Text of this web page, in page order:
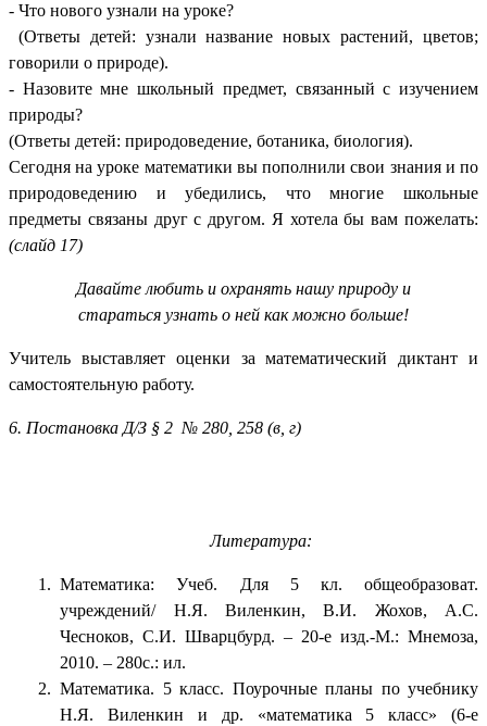
- Что нового узнали на уроке?
(Ответы детей: узнали название новых растений, цветов;
говорили о природе).
- Назовите мне школьный предмет, связанный с изучением
природы?
(Ответы детей: природоведение, ботаника, биология).
Сегодня на уроке математики вы пополнили свои знания и по
природоведению и убедились, что многие школьные
предметы связаны друг с другом. Я хотела бы вам пожелать:
(слайд 17)
Давайте любить и охранять нашу природу и
стараться узнать о ней как можно больше!
Учитель выставляет оценки за математический диктант и
самостоятельную работу.
6. Постановка Д/З § 2 № 280, 258 (в, г)
Литература:
Математика: Учеб. Для 5 кл. общеобразоват.
учреждений/ Н.Я. Виленкин, В.И. Жохов, А.С.
Чесноков, С.И. Шварцбурд. – 20-е изд.-М.: Мнемоза,
2010. – 280с.: ил.
Математика. 5 класс. Поурочные планы по учебнику
Н.Я. Виленкин и др. «математика 5 класс» (6-е